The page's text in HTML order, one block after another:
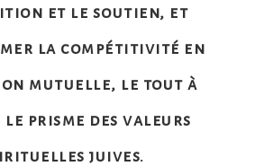
et le soutien, et
la compétitivité en
mutuelle, le tout à
prisme des valeurs
juives.